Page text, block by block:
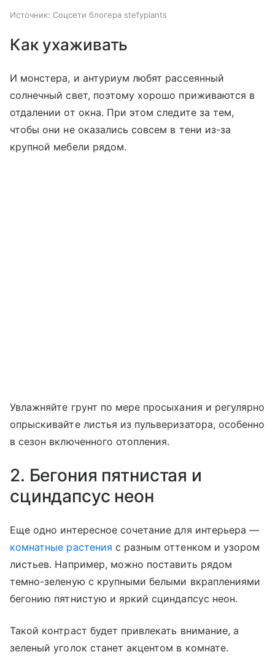
Источник: Соцсети блогера stefyplants
Как ухаживать
И монстера, и антуриум любят рассеянный
солнечный свет, поэтому хорошо приживаются в
отдалении от окна. При этом следите за тем,
чтобы они не оказались совсем в тени из-за
крупной мебели рядом.
Увлажняйте грунт по мере просыхания и регулярно
опрыскивайте листья из пульверизатора, особенно
в сезон включенного отопления.
2. Бегония пятнистая и
сциндапсус неон
Еще одно интересное сочетание для интерьера —
комнатные растения с разным оттенком и узором
листьев. Например, можно поставить рядом
темно-зеленую с крупными белыми вкраплениями
бегонию пятнистую и яркий сциндапсус неон.
Такой контраст будет привлекать внимание, а
зеленый уголок станет акцентом в комнате.